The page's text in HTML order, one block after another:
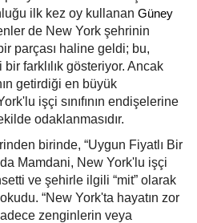
ilk kez oy kullanan Güney
de New York şehrinin
parçası haline geldi; bu,
farklılık gösteriyor. Ancak
getirdiği en büyük
işçi sınıfının endişelerine
odaklanmasıdır.
birinde, “Uygun Fiyatlı Bir
Mamdani, New York'lu işçi
ve şehirle ilgili “mit” olarak
“New York'ta hayatın zor
zenginlerin veya